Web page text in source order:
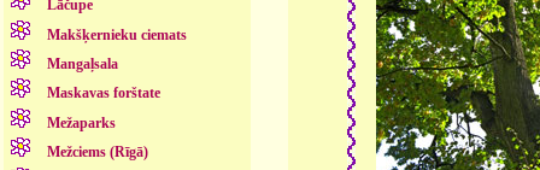
Lāčupe
Makšķernieku ciemats
Mangaļsala
Maskavas forštate
Mežaparks
Mežciems (Rīgā)